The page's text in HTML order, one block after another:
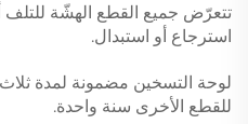
تتعرّض جميع القطع الهشّة للتلف
استرجاع أو استبدال.
لوحة التسخين مضمونة لمدة
للقطع الأخرى سنة واحدة.